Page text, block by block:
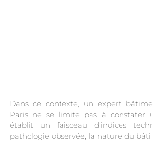
Dans ce contexte, un expert
Paris ne se limite pas à constater
établit un faisceau d’indices
pathologie observée, la nature du bâti